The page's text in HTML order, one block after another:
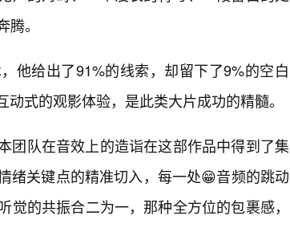
。
他给出了91%的线索，却留下了9%的空白
式的观影体验，是此类大片成功的精髓。
团队在音效上的造诣在这部作品中得到了集
绪关键点的精准切入，每一处😁音频的跳动
的共振合二为一，那种全方位的包裹感，